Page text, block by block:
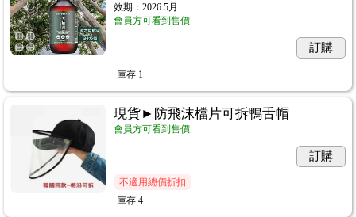
效期：2026.5月
會員方可看到售價
訂購
庫存 1
現貨►防飛沫檔片可拆鴨舌帽
會員方可看到售價
訂購
不適用總價折扣
庫存 4